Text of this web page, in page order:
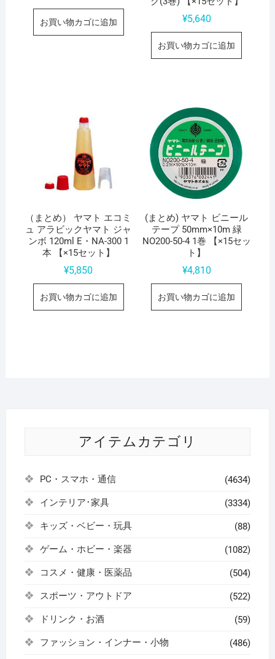
お買い物カゴに追加 ¥5,640
お買い物カゴに追加
（まとめ） ヤマト エコミ
ュ アラビックヤマト ジャ
ンボ 120ml E・NA-300 1
本 【×15セット】
¥5,850
お買い物カゴに追加
(まとめ) ヤマト ビニール
テープ 50mm×10m 緑
NO200-50-4 1巻 【×15セッ
ト】
¥4,810
お買い物カゴに追加
アイテムカテゴリ
PC・スマホ・通信 (4634)
インテリア･家具 (3334)
キッズ・ベビー・玩具 (88)
ゲーム・ホビー・楽器 (1082)
コスメ・健康・医薬品 (504)
スポーツ・アウトドア (522)
ドリンク・お酒 (59)
ファッション・インナー・小物 (486)